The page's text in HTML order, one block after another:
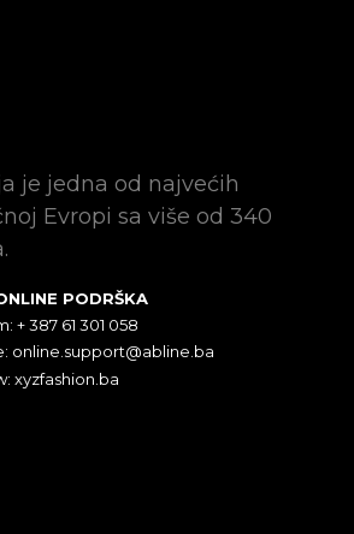
je jedna od najvećih
Evropi sa više od 340
PODRŠKA
+ 387 61 301 058
online.support@abline.ba
xyzfashion.ba